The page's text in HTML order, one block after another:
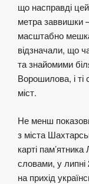
що насправді
метра заввишки
масштабно
відзначали, що
та знайомими
Ворошилова, і ті
міст.
Не менш
з міста
карті пам’ятника
словами, у липні
на прихід